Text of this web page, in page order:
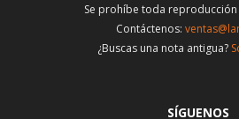
Se prohíbe toda
Contáctenos:
¿Buscas una nota antigua?
SÍGUENOS